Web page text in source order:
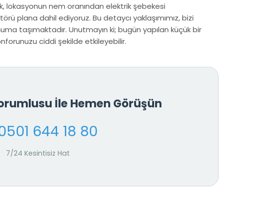
lokasyonun nem oranından elektrik şebekesi
plana dahil ediyoruz. Bu detaycı yaklaşımımız, bizi
taşımaktadır. Unutmayın ki; bugün yapılan küçük bir
ciddi şekilde etkileyebilir.
İle Hemen Görüşün
644 18 80
7/24 Kesintisiz Hat